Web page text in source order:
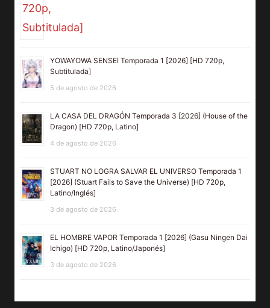
YOWAYOWA SENSEI Temporada 1 [2026] [HD 720p,
Subtitulada]
5 de agosto de 2026
LA CASA DEL DRAGÓN Temporada 3 [2026] (House of the
Dragon) [HD 720p, Latino]
4 de agosto de 2026
STUART NO LOGRA SALVAR EL UNIVERSO Temporada 1
[2026] (Stuart Fails to Save the Universe) [HD 720p,
Latino/Inglés]
3 de agosto de 2026
EL HOMBRE VAPOR Temporada 1 [2026] (Gasu Ningen Dai
Ichigo) [HD 720p, Latino/Japonés]
3 de agosto de 2026